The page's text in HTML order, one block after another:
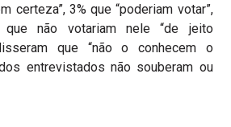
certeza”, 3% que “poderiam votar”,
que não votariam nele “de jeito
que “não o conhecem o
entrevistados não souberam ou